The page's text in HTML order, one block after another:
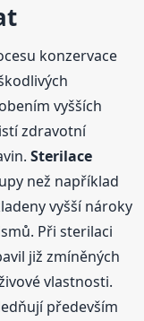
konzervace
vyšších
zdravotní
Sterilace
než například
vyšší nároky
Při sterilaci
již zmíněných
vlastnosti.
především